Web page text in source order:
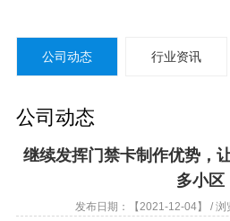
碰到的问题
公司动态 行业资讯
公司动态
继续发挥门禁卡制作优势，
多小区
发布日期：【2021-12-04】 /